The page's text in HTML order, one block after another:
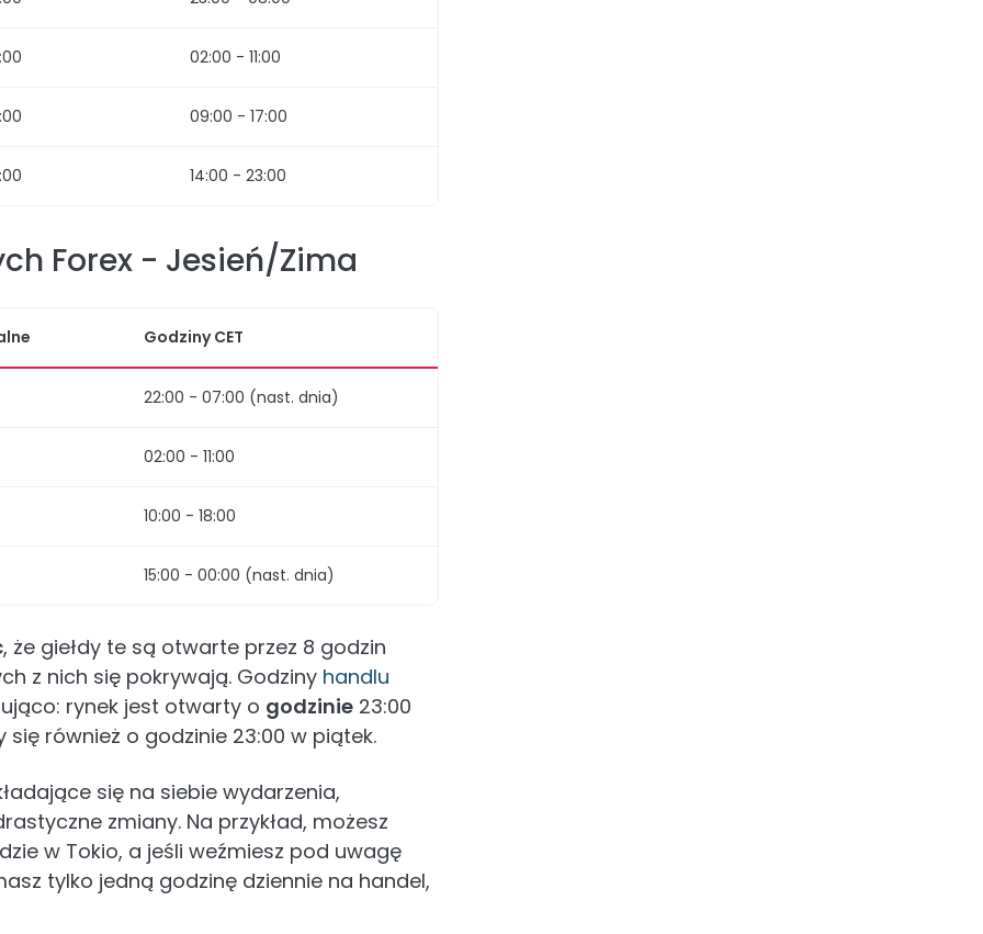
02:00 - 11:00
09:00 - 17:00
14:00 - 23:00
Forex - Jesień/Zima
Godziny CET
22:00 - 07:00 (nast. dnia)
02:00 - 11:00
10:00 - 18:00
15:00 - 00:00 (nast. dnia)
, że giełdy te są otwarte przez 8 godzin
z nich się pokrywają. Godziny handlu
rynek jest otwarty o godzinie 23:00
również o godzinie 23:00 w piątek.
się na siebie wydarzenia,
zmiany. Na przykład, możesz
w Tokio, a jeśli weźmiesz pod uwagę
tylko jedną godzinę dziennie na handel,